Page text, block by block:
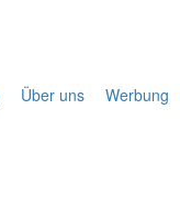
Über uns Werbung